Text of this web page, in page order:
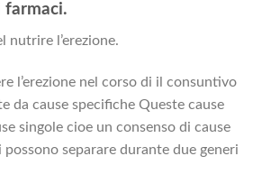
farmaci.
nutrire l’erezione.
l’erezione nel corso di il consuntivo
da cause specifiche Queste cause
singole cioe un consenso di cause
separare durante due generi